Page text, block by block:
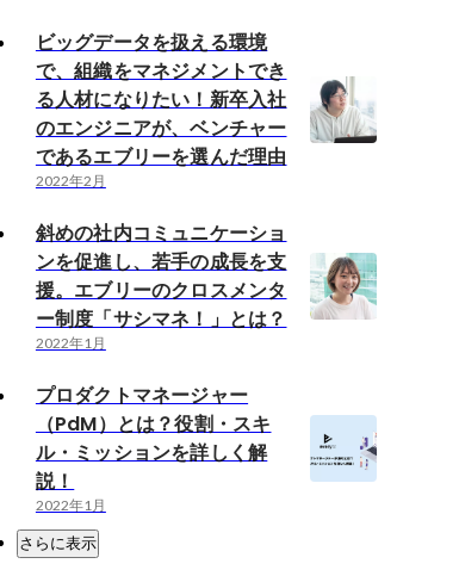
ビッグデータを扱える環境
で、組織をマネジメントでき
る人材になりたい！新卒入社
のエンジニアが、ベンチャー
であるエブリーを選んだ理由
2022年2月
斜めの社内コミュニケーショ
ンを促進し、若手の成長を支
援。エブリーのクロスメンタ
ー制度「サシマネ！」とは？
2022年1月
プロダクトマネージャー
（PdM）とは？役割・スキ
ル・ミッションを詳しく解
説！
2022年1月
さらに表示